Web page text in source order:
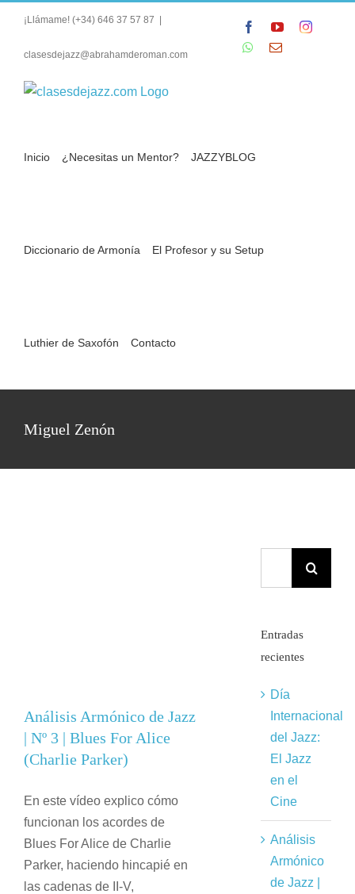
contenido
¡Llámame! (+34) 646 37 57 87
clasesdejazz@abrahamderoman.com
FacebookYouTube
WhatsApp
Correo
Inicio ¿Necesitas un Mentor? JAZZYBLOG
Diccionario de Armonía El Profesor y su Setup
Luthier de Saxofón Contacto
Miguel Zenón
Jazz | Nº 3 | Blues For
Destripando Jazz Standards:
Análisis Armónico de Jazz
| Nº 3 | Blues For Alice
(Charlie Parker)
En este vídeo explico cómo
funcionan los acordes de
Blues For Alice de Charlie
Parker, haciendo hincapié en
las cadenas de II-V,
Entradas
recientes
Día
Internacional
del Jazz:
El Jazz
en el
Cine
Análisis
Armónico
de Jazz |